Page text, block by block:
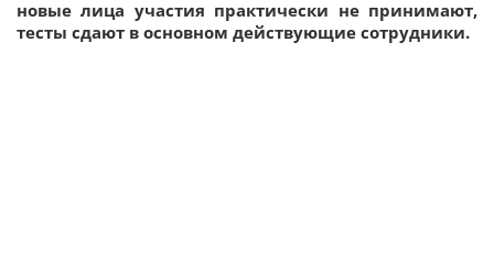
новые лица участия практически не принимают,
тесты сдают в основном действующие сотрудники.